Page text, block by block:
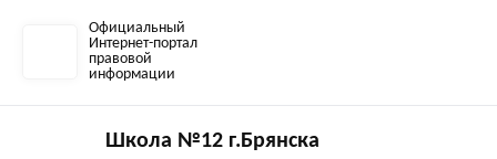
Официальный
Интернет-портал
правовой
информации
Школа №12 г.Брянска